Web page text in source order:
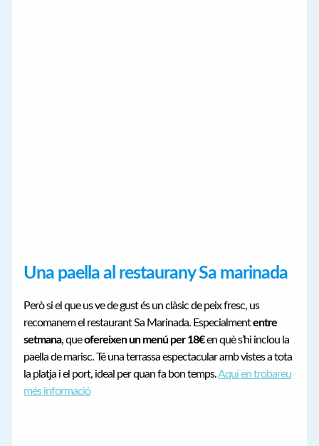
Una paella al restaurany Sa marinada
Però si el que us ve de gust és un clàsic de peix fresc, us
recomanem el restaurant Sa Marinada. Especialmententre
setmana, queofereixen un menú per 18€en què s’hi inclou la
paella de marisc. Té una terrassa espectacular amb vistes a tota
la platja i el port, ideal per quan fa bon temps.Aquí en trobareu
més informació